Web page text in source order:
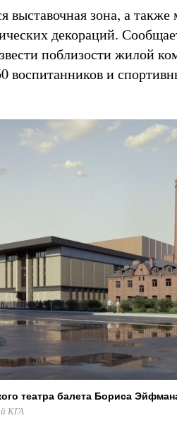
выставочная зона, а также
декораций.
поблизости жилой
воспитанников и
театра балета Бориса
КГА